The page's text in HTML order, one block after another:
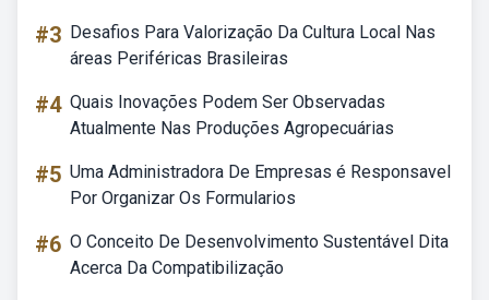
#3 Desafios Para Valorização Da Cultura Local Nas
áreas Periféricas Brasileiras
#4 Quais Inovações Podem Ser Observadas
Atualmente Nas Produções Agropecuárias
#5 Uma Administradora De Empresas é Responsavel
Por Organizar Os Formularios
#6 O Conceito De Desenvolvimento Sustentável Dita
Acerca Da Compatibilização